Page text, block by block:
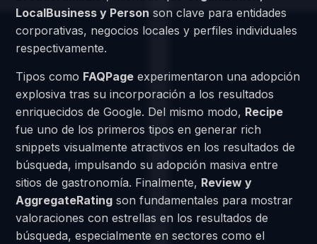
LocalBusiness y Person son clave para entidades
corporativas, negocios locales y perfiles individuales
respectivamente.
Tipos como FAQPage experimentaron una adopción
explosiva tras su incorporación a los resultados
enriquecidos de Google. Del mismo modo, Recipe
fue uno de los primeros tipos en generar rich
snippets visualmente atractivos en los resultados de
búsqueda, impulsando su adopción masiva entre
sitios de gastronomía. Finalmente, Review y
AggregateRating son fundamentales para mostrar
valoraciones con estrellas en los resultados de
búsqueda, especialmente en sectores como el